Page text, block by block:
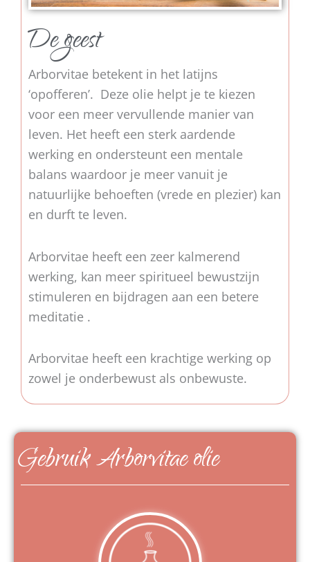
De geest
Arborvitae betekent in het latijns
‘opofferen’. Deze olie helpt je te kiezen
voor een meer vervullende manier van
leven. Het heeft een sterk aardende
werking en ondersteunt een mentale
balans waardoor je meer vanuit je
natuurlijke behoeften (vrede en plezier) kan
en durft te leven.
Arborvitae heeft een zeer kalmerend
werking, kan meer spiritueel bewustzijn
stimuleren en bijdragen aan een betere
meditatie .
Arborvitae heeft een krachtige werking op
zowel je onderbewust als onbewuste.
Gebruik Arborvitae olie